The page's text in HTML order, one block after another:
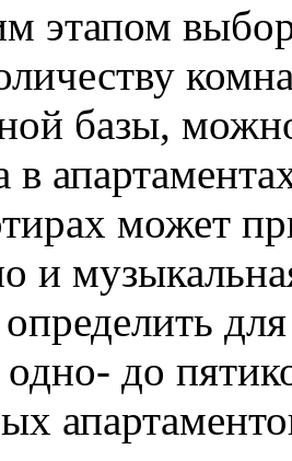
этапом
базы,
в
может
и
до